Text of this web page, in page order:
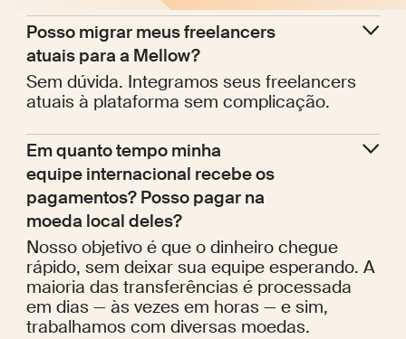
Posso migrar meus freelancers
atuais para a Mellow?
Sem dúvida. Integramos seus freelancers
atuais à plataforma sem complicação.
Em quanto tempo minha
equipe internacional recebe os
pagamentos? Posso pagar na
moeda local deles?
Nosso objetivo é que o dinheiro chegue
rápido, sem deixar sua equipe esperando. A
maioria das transferências é processada
em dias — às vezes em horas — e sim,
trabalhamos com diversas moedas.